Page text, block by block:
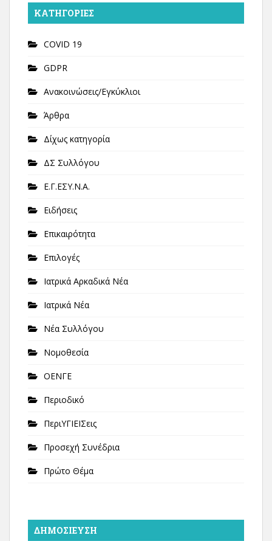
KΑΤΗΓΟΡΊΕΣ
COVID 19
GDPR
Ανακοινώσεις/Εγκύκλιοι
Άρθρα
Δίχως κατηγορία
ΔΣ Συλλόγου
Ε.Γ.ΕΣΥ.Ν.Α.
Ειδήσεις
Επικαιρότητα
Επιλογές
Ιατρικά Αρκαδικά Νέα
Ιατρικά Νέα
Νέα Συλλόγου
Νομοθεσία
ΟΕΝΓΕ
Περιοδικό
ΠεριΥΓΙΕΙΣεις
Προσεχή Συνέδρια
Πρώτο Θέμα
ΔΗΜΟΣΊΕΥΣΗ